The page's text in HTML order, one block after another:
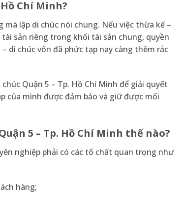
Chí Minh?
lập di chúc nói chung. Nếu việc thừa kế –
sản riêng trong khối tài sản chung, quyền
di chúc vốn đã phức tạp nay càng thêm rắc
Quận 5 – Tp. Hồ Chí Minh để giải quyết
của mình được đảm bảo và giữ được mối
5 – Tp. Hồ Chí Minh thế nào?
nghiệp phải có các tố chất quan trọng như
hàng;